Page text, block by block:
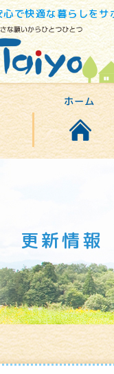
心で快適な暮らしを
ホーム
更新情報